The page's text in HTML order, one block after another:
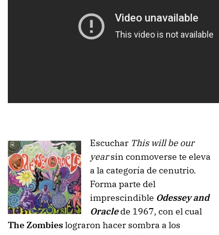
Escuchar This will be our
yearsin conmoverse te eleva
a la categoría de cenutrio.
Forma parte del
imprescindible Odessey and
Oraclede 1967, con el cual
The Zombieslograron hacer sombra a los